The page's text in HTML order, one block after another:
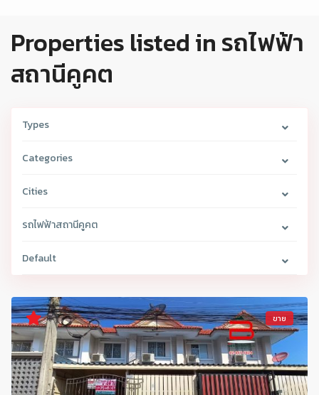
Properties listed in รถไฟฟ้า
สถานีคูคต
Types
Categories
Cities
รถไฟฟ้าสถานีคูคต
Default
ขาย